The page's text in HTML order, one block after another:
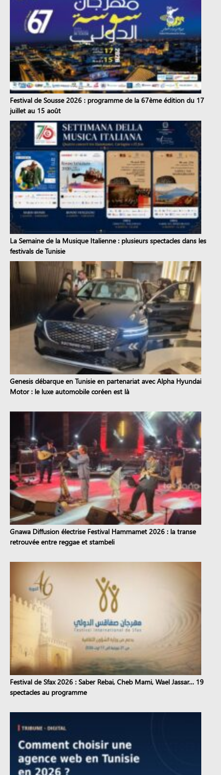
Festival de Sousse 2026 : programme de la 67ème édition du 17
juillet au 15 août
La Semaine de la Musique Italienne : plusieurs spectacles dans les
festivals de Tunisie
Genesis débarque en Tunisie en partenariat avec Alpha Hyundai
Motor : le luxe automobile coréen est là
Gnawa Diffusion électrise Festival Hammamet 2026 : la transe
retrouvée entre reggae et stambeli
Festival de Sfax 2026 : Saber Rebai, Cheb Mami, Wael Jassar… 19
spectacles au programme